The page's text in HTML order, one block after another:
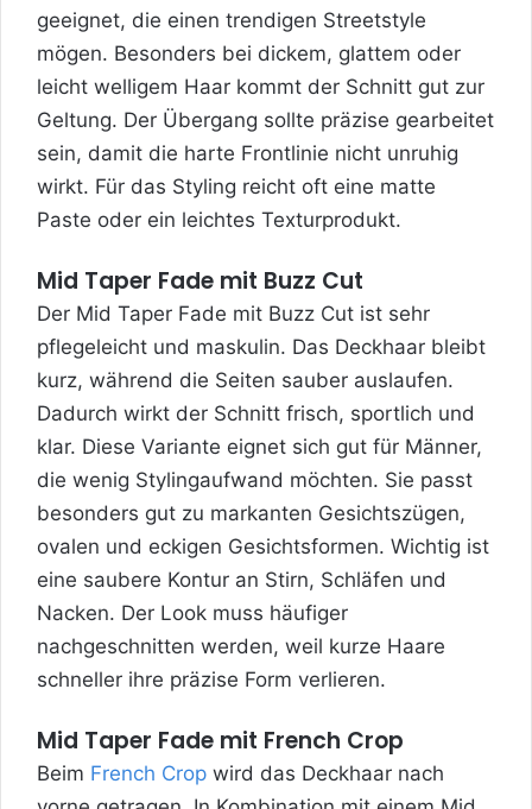
geeignet, die einen trendigen Streetstyle
mögen. Besonders bei dickem, glattem oder
leicht welligem Haar kommt der Schnitt gut zur
Geltung. Der Übergang sollte präzise gearbeitet
sein, damit die harte Frontlinie nicht unruhig
wirkt. Für das Styling reicht oft eine matte
Paste oder ein leichtes Texturprodukt.
Mid Taper Fade mit Buzz Cut
Der Mid Taper Fade mit Buzz Cut ist sehr
pflegeleicht und maskulin. Das Deckhaar bleibt
kurz, während die Seiten sauber auslaufen.
Dadurch wirkt der Schnitt frisch, sportlich und
klar. Diese Variante eignet sich gut für Männer,
die wenig Stylingaufwand möchten. Sie passt
besonders gut zu markanten Gesichtszügen,
ovalen und eckigen Gesichtsformen. Wichtig ist
eine saubere Kontur an Stirn, Schläfen und
Nacken. Der Look muss häufiger
nachgeschnitten werden, weil kurze Haare
schneller ihre präzise Form verlieren.
Mid Taper Fade mit French Crop
Beim French Crop wird das Deckhaar nach